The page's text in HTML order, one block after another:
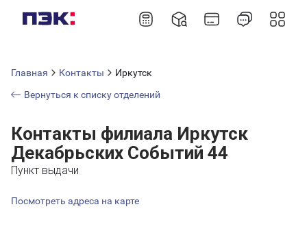
Главная Контакты
Иркутск
Вернуться к списку отделений
Контакты филиала Иркутск
Декабрьских Событий 44
Пункт выдачи
Посмотреть адреса на карте